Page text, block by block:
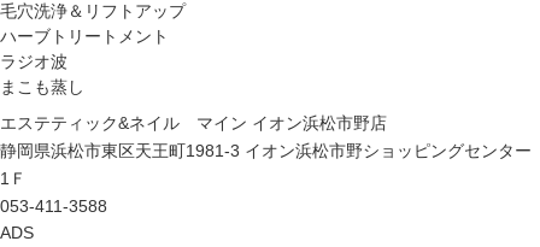
毛穴洗浄＆リフトアップ
ハーブトリートメント
ラジオ波
まこも蒸し
エステティック&ネイル マイン イオン浜松市野店
静岡県浜松市東区天王町1981-3 イオン浜松市野ショッピングセンター
1Ｆ
053-411-3588
ADS